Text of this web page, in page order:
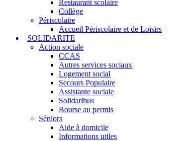
Restaurant scolaire
Collège
Périscolaire
Accueil Périscolaire et de Loisirs
SOLIDARITE
Action sociale
CCAS
Autres services sociaux
Logement social
Secours Populaire
Assistante sociale
Solidaribus
Bourse au permis
Séniors
Aide à domicile
Informations utiles